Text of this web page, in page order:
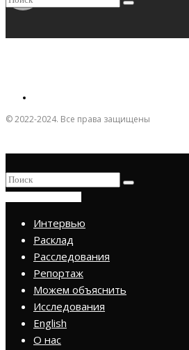
© 2022-2024. Все права защищены
Интервью
Расклад
Расследования
Репортаж
Можем объяснить
Исследования
English
О нас